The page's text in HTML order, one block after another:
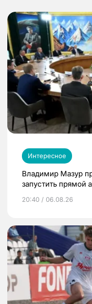
Интересное
Владимир Мазур
запустить прямой
20:40 / 06.08.26